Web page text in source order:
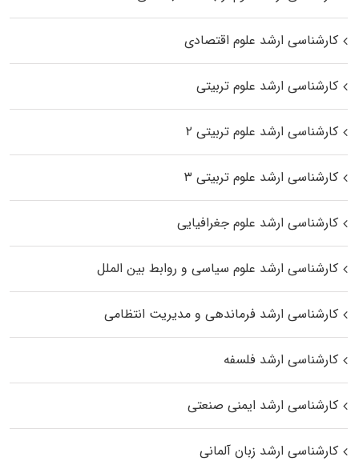
کارشناسی ارشد علوم اقتصادی
کارشناسی ارشد علوم تربیتی
کارشناسی ارشد علوم تربیتی ۲
کارشناسی ارشد علوم تربیتی ۳
کارشناسی ارشد علوم جغرافیایی
کارشناسی ارشد علوم سیاسی و روابط بین الملل
کارشناسی ارشد فرماندهی و مدیریت انتظامی
کارشناسی ارشد فلسفه
کارشناسی ارشد ایمنی صنعتی
کارشناسی ارشد زبان آلمانی